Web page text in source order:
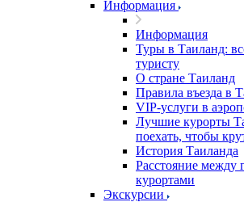
Информация
Информация
Туры в Таиланд:
туристу
О стране Таиланд
Правила въезда в
VIP-услуги в
Лучшие курорты
поехать, чтобы
История Таиланда
Расстояние между
курортами
Экскурсии